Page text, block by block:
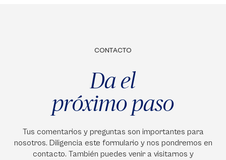
CONTACTO
Da el
próximo paso
Tus comentarios y preguntas son importantes para
nosotros. Diligencia este formulario y nos pondremos en
contacto. También puedes venir a visitarnos y